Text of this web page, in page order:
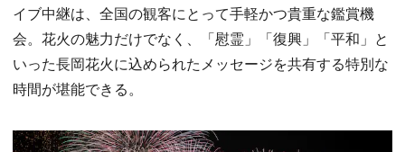
イブ中継は、全国の観客にとって手軽かつ貴重な鑑賞機
会。花火の魅力だけでなく、「慰霊」「復興」「平和」と
いった長岡花火に込められたメッセージを共有する特別な
時間が堪能できる。